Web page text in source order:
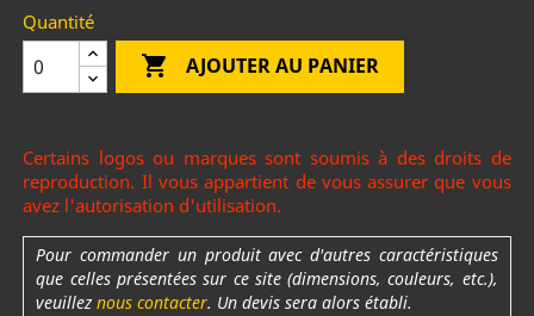
Quantité
 AJOUTER AU PANIER
Certains logos ou marques sont soumis à des droits de
reproduction. Il vous appartient de vous assurer que vous
avez l'autorisation d'utilisation.
Pour commander un produit avec d'autres caractéristiques
que celles présentées sur ce site (dimensions, couleurs, etc.),
veuilleznous contacter. Un devis sera alors établi.